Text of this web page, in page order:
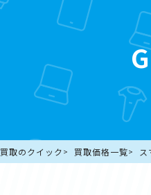
取のクイック 買取価格一覧 ス